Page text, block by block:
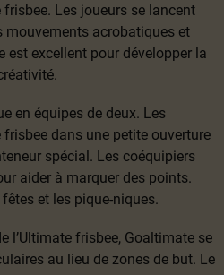
Les joueurs se lancent
mouvements acrobatiques et
est excellent pour développer la
en équipes de deux. Les
dans une petite ouverture
spécial. Les coéquipiers
aider à marquer des points.
et les pique-niques.
l’Ultimate frisbee, Goaltimate se
au lieu de zones de but. Le